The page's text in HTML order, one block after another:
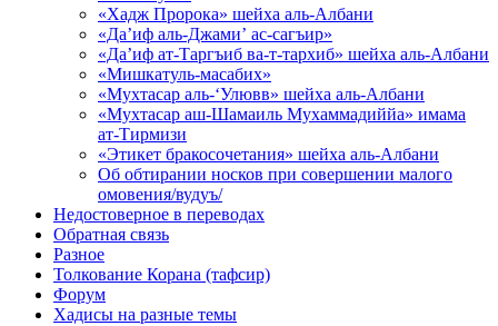
«Хадж Пророка» шейха аль-Албани
«Да’иф аль-Джами’ ас-сагъир»
«Да’иф ат-Таргъиб ва-т-тархиб» шейха аль-Албани
«Мишкатуль-масабих»
«Мухтасар аль-‘Улювв» шейха аль-Албани
«Мухтасар аш-Шамаиль Мухаммадиййа» имама
ат-Тирмизи
«Этикет бракосочетания» шейха аль-Албани
Об обтирании носков при совершении малого
омовения/вудуъ/
Недостоверное в переводах
Обратная связь
Разное
Толкование Корана (тафсир)
Форум
Хадисы на разные темы